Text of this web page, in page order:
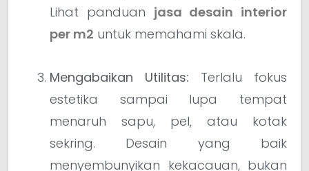
Lihat panduan jasa desain interior
per m2 untuk memahami skala.
Mengabaikan Utilitas: Terlalu fokus
estetika sampai lupa tempat
menaruh sapu, pel, atau kotak
sekring. Desain yang baik
menyembunyikan kekacauan, bukan